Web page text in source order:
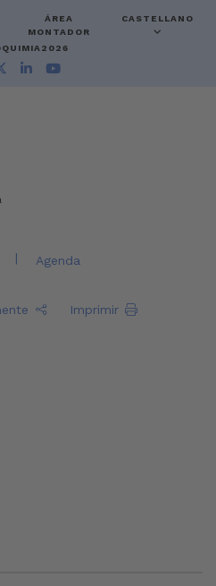
ÁREA
MONTADOR
CASTELLANO
| Agenda
Imprimir